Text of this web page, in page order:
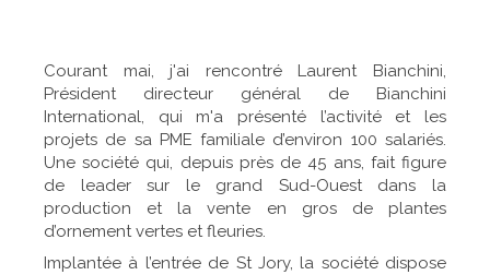
Courant mai, j'ai rencontré Laurent Bianchini,
Président directeur général de Bianchini
International, qui m'a présenté l’activité et les
projets de sa PME familiale d’environ 100 salariés.
Une société qui, depuis près de 45 ans, fait figure
de leader sur le grand Sud-Ouest dans la
production et la vente en gros de plantes
d’ornement vertes et fleuries.
Implantée à l’entrée de St Jory, la société dispose